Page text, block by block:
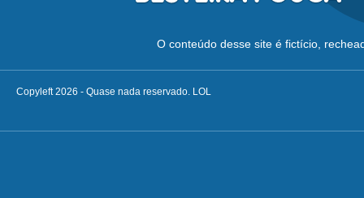
O conteúdo desse site é fictício,
Copyleft 2026 - Quase nada reservado. LOL